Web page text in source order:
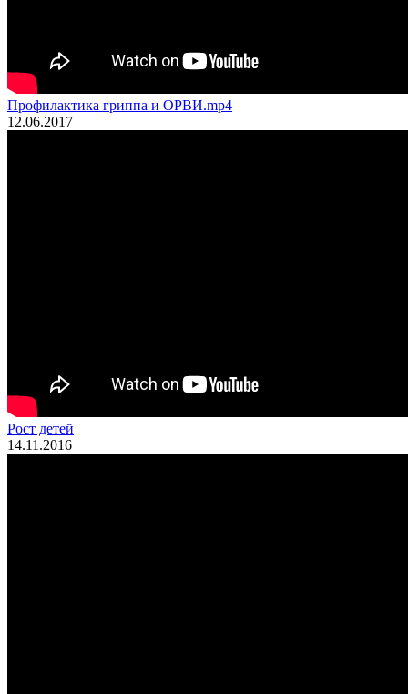
Профилактика гриппа и ОРВИ.mp4
12.06.2017
Рост детей
14.11.2016